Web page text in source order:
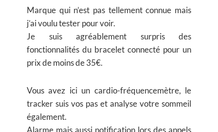
Marque qui n’est pas tellement connue mais
j’ai voulu tester pour voir.
Je suis agréablement surpris des
fonctionnalités du bracelet connecté pour un
prix de moins de 35€.
Vous avez ici un cardio-fréquencemètre, le
tracker suis vos pas et analyse votre sommeil
également.
Alarme mais aussi notification lors des appels